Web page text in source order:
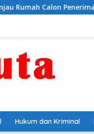
Penerima BSPS,
Hukum dan Kriminal